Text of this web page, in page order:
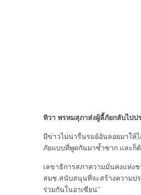
ทิวา พรหมสุภาส่งผู้ลี้ภัยกลับไปป
มีข่าวไม่น่ารื่นรมย์อันลอยมาให้
ภัยแบบทีพูดกันมาซ้ำซาก และก็
เลขาธิการสภาความมั่นคงแห่ง
สมช.สนับสนุนที่จะสร้างความป
ร่วมกันในอาเซียน”